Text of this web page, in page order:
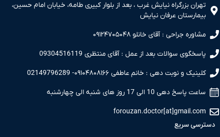
تهران بزرگراه نیایش غرب ، بعد از بلوار کبیری طامه، خیابان امام حسین،
بیمارستان عرفان نیایش
مشاوره جراحی : آقای خانلو ۰۹۱۲۴۷۰۵۰۴۸
پاسخگوی سوالات بعد از عمل : آقای منتظری 09304516119
کلینیک و نوبت دهی : خانم عاطفی ۰۹۱۰۴۸۰۸۱۶۶- 02149796289
ساعت پاسخ دهی 10 الی 17 روز های شنبه الی چهارشنبه
forouzan.doctor[at]gmail.com
دسترسی سریع